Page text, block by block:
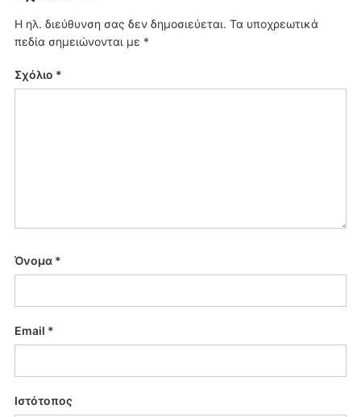
Η ηλ. διεύθυνση σας δεν δημοσιεύεται. Τα υποχρεωτικά
πεδία σημειώνονται με *
Σχόλιο *
Όνομα *
Email *
Ιστότοπος